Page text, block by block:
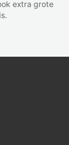
extra grote